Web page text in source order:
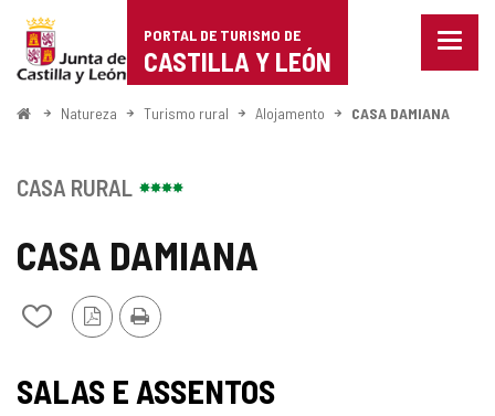
Portal
de
Turismo
Castilla
León
PORTAL DE TURISMO DE
CASTILLA Y LEÓN
Menu
ComeçoNatureza Turismo rural Alojamento CASA DAMIANA
CASA DAMIANA
Adicionar
de
meus
Versão
PDF
Imprimir
CASA RURAL
SALAS E ASSENTOS